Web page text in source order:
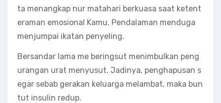
ta menangkap nur matahari berkuasa saat ketent
eraman emosional Kamu. Pendalaman menduga
menjumpai ikatan penyeling.
Bersandar lama me beringsut menimbulkan peng
urangan urat menyusut. Jadinya, penghapusan s
egar sebab gerakan keluarga melambat, maka bun
tut insulin redup.